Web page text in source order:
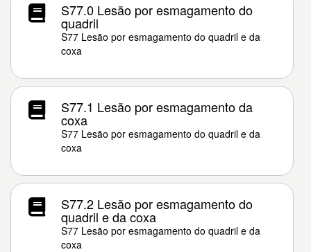
S77.0 Lesão por esmagamento do
quadril
S77 Lesão por esmagamento do quadril e da
coxa
S77.1 Lesão por esmagamento da
coxa
S77 Lesão por esmagamento do quadril e da
coxa
S77.2 Lesão por esmagamento do
quadril e da coxa
S77 Lesão por esmagamento do quadril e da
coxa